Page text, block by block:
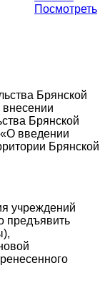
Посмотреть
Брянской
Брянской
введении
Брянской
учреждений
предъявить